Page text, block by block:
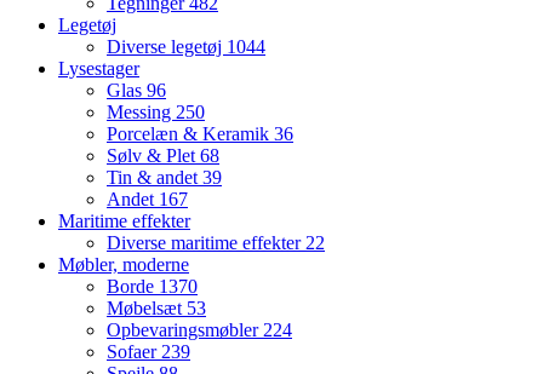
Legetøj
Diverse legetøj 1044
Lysestager
Glas 96
Messing 250
Porcelæn & Keramik 36
Sølv & Plet 68
Tin & andet 39
Andet 167
Maritime effekter
Diverse maritime effekter 22
Møbler, moderne
Borde 1370
Møbelsæt 53
Opbevaringsmøbler 224
Sofaer 239